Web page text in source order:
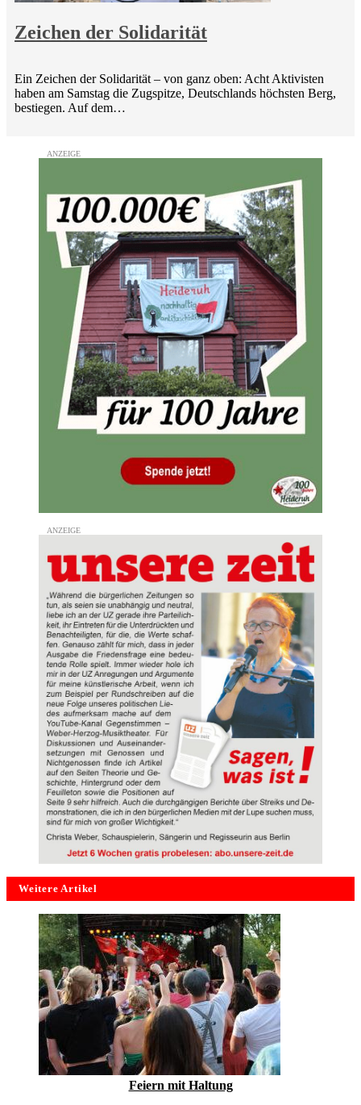
Zeichen der Solidarität
Ein Zeichen der Solidarität – von ganz oben: Acht Aktivisten
haben am Samstag die Zugspitze, Deutschlands höchsten Berg,
bestiegen. Auf dem…
Weitere Artikel
Feiern mit Haltung